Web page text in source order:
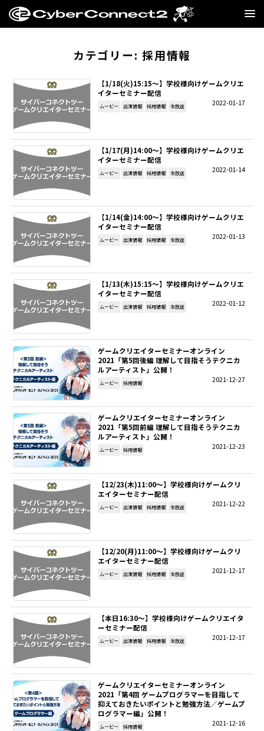
MANGA・NOVEL
FILM
CC2STORE
COMPANY
RECRUIT
SITEMAP
カテゴリー: 採用情報
【1/18(火)15:15～】学校様向けゲームクリエ
イターセミナー配信
2022-01-17
ムービー 出演情報 採用情報 生放送
【1/17(月)14:00～】学校様向けゲームクリエ
イターセミナー配信
2022-01-14
ムービー 出演情報 採用情報 生放送
【1/14(金)14:00～】学校様向けゲームクリエ
イターセミナー配信
2022-01-13
ムービー 出演情報 採用情報 生放送
【1/13(木)15:15～】学校様向けゲームクリエ
イターセミナー配信
2022-01-12
ムービー 出演情報 採用情報 生放送
ゲームクリエイターセミナーオンライン
2021「第5回後編 理解して目指そうテクニカ
ルアーティスト」公開！
2021-12-27
ムービー 採用情報
ゲームクリエイターセミナーオンライン
2021「第5回前編 理解して目指そうテクニカ
ルアーティスト」公開！
2021-12-23
ムービー 採用情報
【12/23(木)11:00～】学校様向けゲームクリ
エイターセミナー配信
2021-12-22
ムービー 出演情報 採用情報 生放送
【12/20(月)11:00～】学校様向けゲームクリ
エイターセミナー配信
2021-12-17
ムービー 出演情報 採用情報 生放送
【本日16:30～】学校様向けゲームクリエイタ
ーセミナー配信
2021-12-17
ムービー 出演情報 採用情報 生放送
ゲームクリエイターセミナーオンライン
2021「第4回 ゲームプログラマーを目指して
抑えておきたいポイントと勉強方法／ゲームプ
ログラマー編」公開！
2021-12-16
ムービー 採用情報